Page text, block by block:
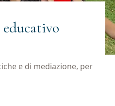
e di mediazione, per